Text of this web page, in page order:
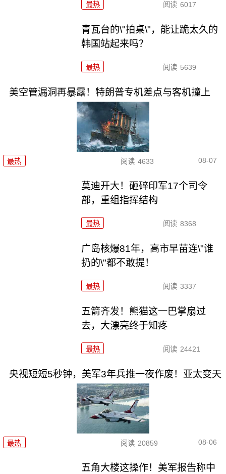
最热 阅读 6017
青瓦台的\"拍桌\"，能让跪太久的
韩国站起来吗？
最热 阅读 5639
美空管漏洞再暴露！特朗普专机差点与客机撞上
最热 阅读 4633 08-07
莫迪开大！砸碎印军17个司令
部，重组指挥结构
最热 阅读 8368
广岛核爆81年，高市早苗连\"谁
扔的\"都不敢提！
最热 阅读 3337
五箭齐发！熊猫这一巴掌扇过
去，大漂亮终于知疼
最热 阅读 24421
央视短短5秒钟，美军3年兵推一夜作废！亚太变天
最热 阅读 20859 08-06
五角大楼这操作！美军报告称中